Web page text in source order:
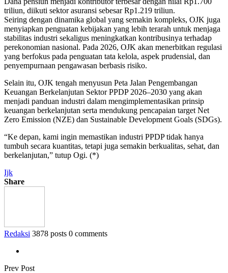
triliun, diikuti sektor asuransi sebesar Rp1.219 triliun.
Seiring dengan dinamika global yang semakin kompleks, OJK juga
menyiapkan penguatan kebijakan yang lebih terarah untuk menjaga
stabilitas industri sekaligus meningkatkan kontribusinya terhadap
perekonomian nasional. Pada 2026, OJK akan menerbitkan regulasi
yang berfokus pada penguatan tata kelola, aspek prudensial, dan
penyempurnaan pengawasan berbasis risiko.
Selain itu, OJK tengah menyusun Peta Jalan Pengembangan
Keuangan Berkelanjutan Sektor PPDP 2026–2030 yang akan
menjadi panduan industri dalam mengimplementasikan prinsip
keuangan berkelanjutan serta mendukung pencapaian target Net
Zero Emission (NZE) dan Sustainable Development Goals (SDGs).
“Ke depan, kami ingin memastikan industri PPDP tidak hanya
tumbuh secara kuantitas, tetapi juga semakin berkualitas, sehat, dan
berkelanjutan,” tutup Ogi. (*)
Ijk
Share
Redaksi 3878 posts 0 comments
Prev Post